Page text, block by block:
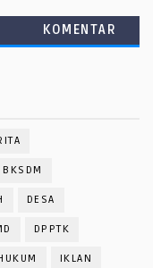
KOMENTAR
BKSDM
DESA
DPPTK
IKLAN